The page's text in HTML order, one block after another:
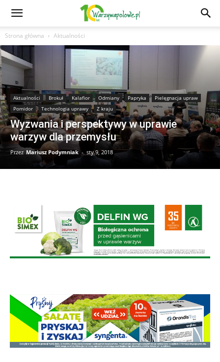
Strona główna Aktualności
Aktualności Brokuł Kalafior Odmiany Papryka
Pielęgnacja upraw
Pomidor
Technologia uprawy Z kraju
Wyzwania i perspektywy w uprawie
warzyw dla przemysłu
Przez Mariusz Podymniak - sty 9, 2018